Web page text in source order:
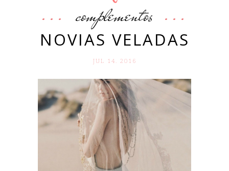
complementos
NOVIAS VELADAS
JUL 14. 2016